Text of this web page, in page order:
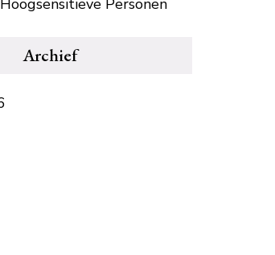
Personen
Archief